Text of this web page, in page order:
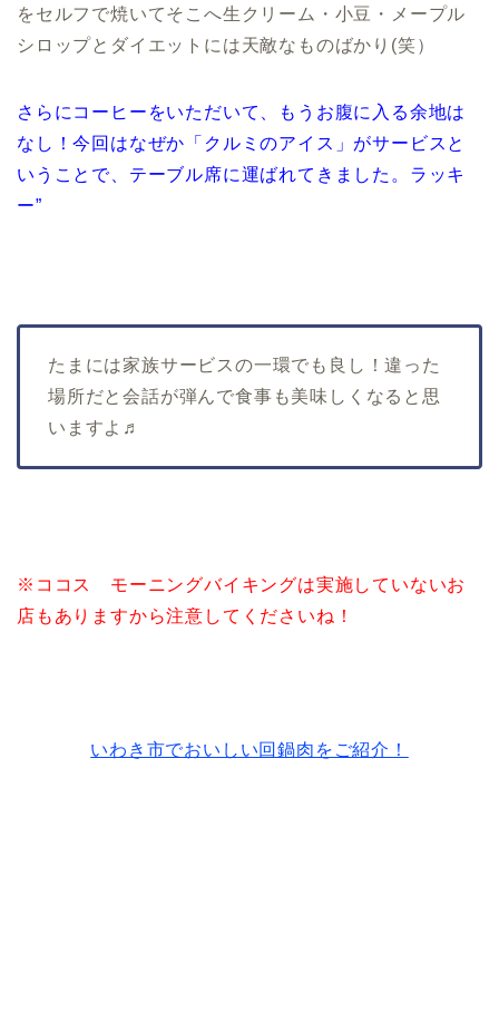
をセルフで焼いてそこへ生クリーム・小豆・メープル
シロップとダイエットには天敵なものばかり(笑）
さらにコーヒーをいただいて、もうお腹に入る余地は
なし！今回はなぜか「クルミのアイス」がサービスと
いうことで、テーブル席に運ばれてきました。ラッキ
ー”
たまには家族サービスの一環でも良し！違った
場所だと会話が弾んで食事も美味しくなると思
いますよ♬
※ココス モーニングバイキングは実施していないお
店もありますから注意してくださいね！
いわき市でおいしい回鍋肉をご紹介！